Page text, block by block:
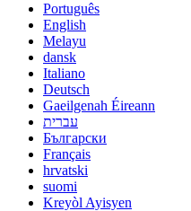
Português
English
Melayu
dansk
Italiano
Deutsch
Gaeilgenah Éireann
עברית
Български
Français
hrvatski
suomi
Kreyòl Ayisyen